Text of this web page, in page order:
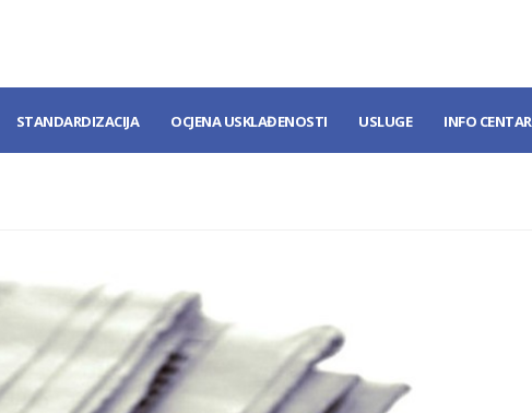
STANDARDIZACIJA OCJENA USKLAĐENOSTI USLUGE INFO CENTAR